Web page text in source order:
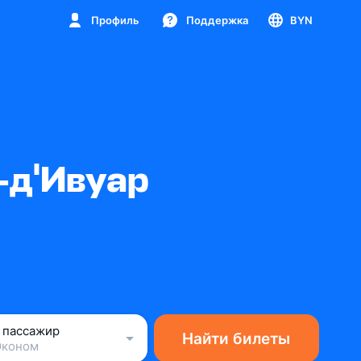
Профиль Поддержка BYN
д'Ивуар
пассажир
Найти билеты